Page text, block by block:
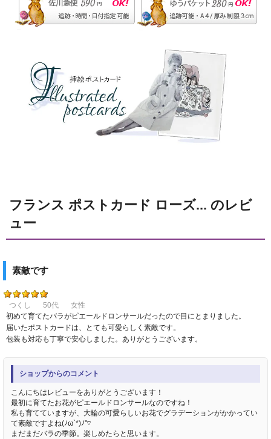
フランス ポストカード ローズ... のレビ
ュー
素敵です
つくし 50代
女性
初めて育てたバラがピエールドロンサールだったので目にとまりました。
届いたポストカードは、とても可愛らしく素敵です。
包装も対応も丁寧で安心しました。ありがとうございます。
ショップからのコメント
こんにちはレビューをありがとうございます！
最初に育てたお花がピエールドロンサールなのですね！
私も育てていますが、大輪の可愛らしいお花でグラデーションがかかってい
て素敵ですよね(ﾉω`*)ﾉ"♡
まだまだバラの季節。楽しめたらと思います。